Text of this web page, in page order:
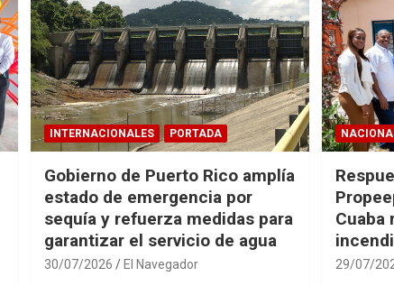
INTERNACIONALES PORTADA
Gobierno de Puerto Rico amplía
estado de emergencia por
sequía y refuerza medidas para
garantizar el servicio de agua
30/07/2026 El Navegador
Cuaba
29/07/